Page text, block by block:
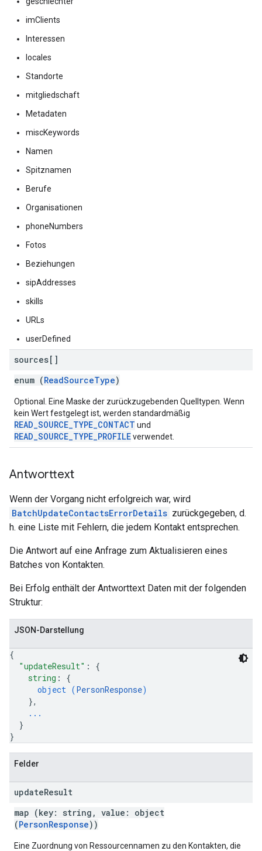
imClients
Interessen
locales
Standorte
mitgliedschaft
Metadaten
miscKeywords
Namen
Spitznamen
Berufe
Organisationen
phoneNumbers
Fotos
Beziehungen
sipAddresses
skills
URLs
userDefined
sources[]
enum (ReadSourceType)
Optional. Eine Maske der zurückzugebenden Quelltypen. Wenn
kein Wert festgelegt ist, werden standardmäßig
READ_SOURCE_TYPE_CONTACT und
READ_SOURCE_TYPE_PROFILEverwendet.
Antworttext
Wenn der Vorgang nicht erfolgreich war, wird
BatchUpdateContactsErrorDetails zurückgegeben, d.
h. eine Liste mit Fehlern, die jedem Kontakt entsprechen.
Die Antwort auf eine Anfrage zum Aktualisieren eines
Batches von Kontakten.
Bei Erfolg enthält der Antworttext Daten mit der folgenden
Struktur:
JSON-Darstellung
{
"updateResult" : {
string : {
object (PersonResponse)
},
...
}
}
Felder
updateResult
map (key: string, value: object
(PersonResponse))
Eine Zuordnung von Ressourcennamen zu den Kontakten, die